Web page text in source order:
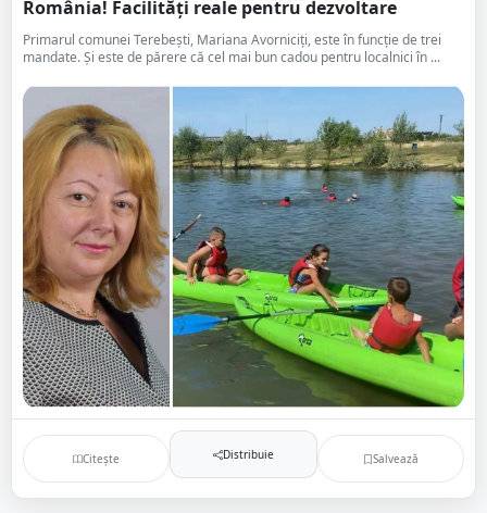
România! Facilități reale pentru dezvoltare
Primarul comunei Terebești, Mariana Avorniciți, este în funcție de trei
mandate. Și este de părere că cel mai bun cadou pentru localnici în ...
Citește Distribuie Salvează